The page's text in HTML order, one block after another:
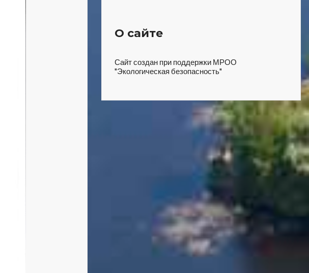
О сайте
Сайт создан при поддержки МРОО
"Экологическая безопасность"